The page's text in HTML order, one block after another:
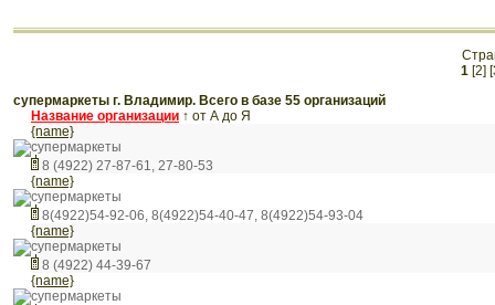
1 [2]
супермаркеты г. Владимир. Всего в базе 55 организаций
Название организации ↑ от А до Я
{name}
супермаркеты
8 (4922) 27-87-61, 27-80-53
{name}
супермаркеты
8(4922)54-92-06, 8(4922)54-40-47, 8(4922)54-93-04
{name}
супермаркеты
8 (4922) 44-39-67
{name}
супермаркеты